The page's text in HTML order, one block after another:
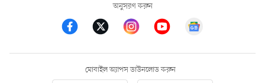
অনুসরণ করুন
মোবাইল অ্যাপস ডাউনলোড করুন